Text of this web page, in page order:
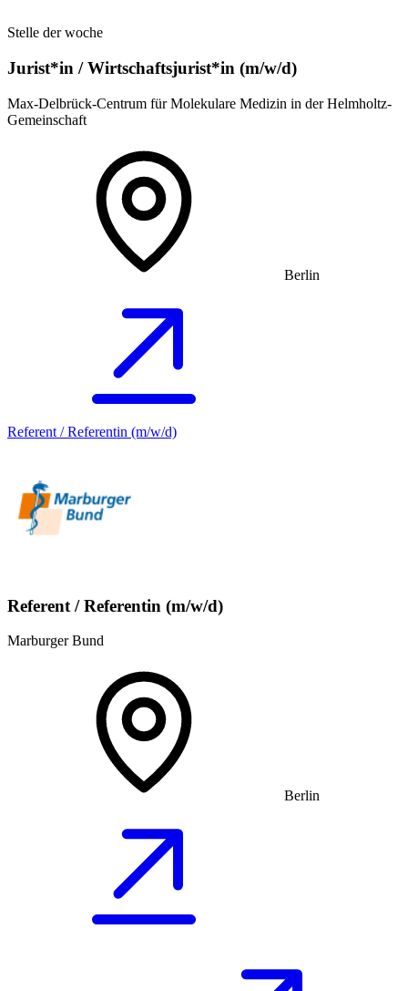
Stelle der woche
Jurist*in / Wirtschafts­jurist*in (m/w/d)
Max-Delbrück-Centrum für Molekulare Medizin in der Helmholtz-
Gemeinschaft
Berlin
Referent / Referentin (m/w/d)
Referent / Referentin (m/w/d)
Marburger Bund
Berlin